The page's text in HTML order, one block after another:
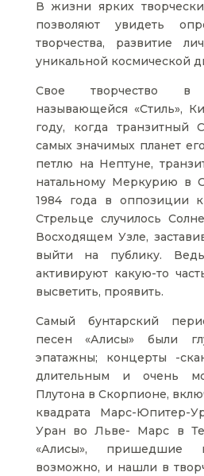
В жизни ярких
позволяют увидеть
творчества, развитие
уникальной космической
Свое творчество в
называющейся «Стиль»,
году, когда
самых значимых планет
петлю на Нептуне,
натальному Меркурию в
1984 года в оппозиции
Стрельце случилось
Восходящем Узле,
выйти на публику.
активируют какую-то
высветить, проявить.
Самый бунтарский
песен «Алисы» были
эпатажны; концерты -
длительным и очень
Плутона в Скорпионе,
квадрата Марс-Юпитер-
Уран во Льве- Марс в
«Алисы», пришедшие
возможно, и нашли в